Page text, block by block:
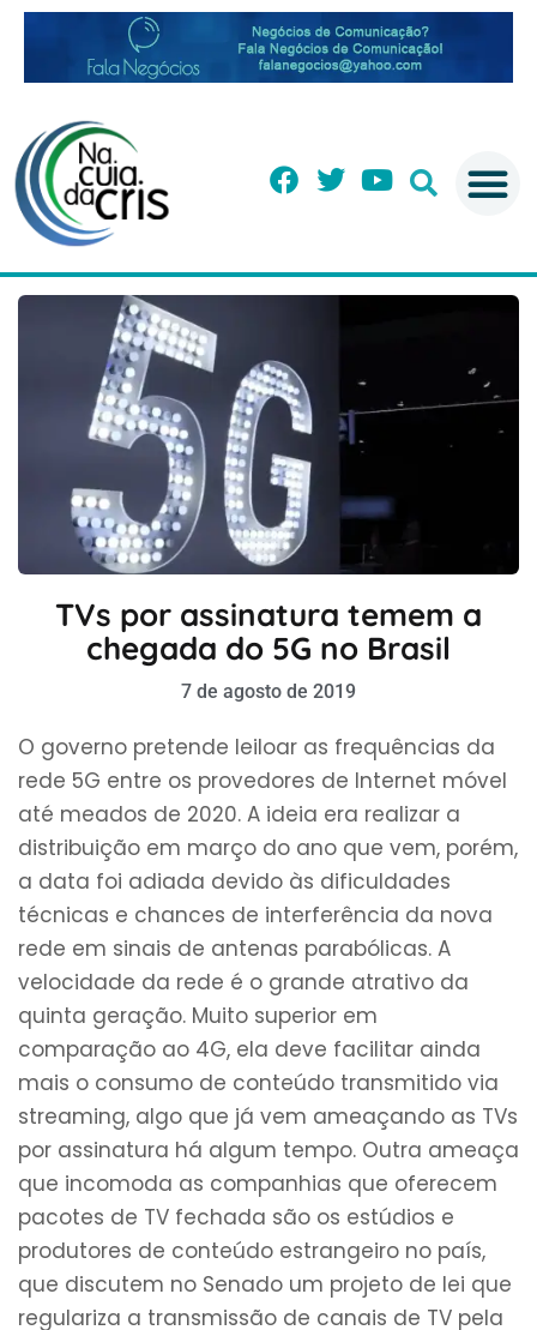
TVs por assinatura temem a
chegada do 5G no Brasil
7 de agosto de 2019
O governo pretende leiloar as frequências da
rede 5G entre os provedores de Internet móvel
até meados de 2020. A ideia era realizar a
distribuição em março do ano que vem, porém,
a data foi adiada devido às dificuldades
técnicas e chances de interferência da nova
rede em sinais de antenas parabólicas. A
velocidade da rede é o grande atrativo da
quinta geração. Muito superior em
comparação ao 4G, ela deve facilitar ainda
mais o consumo de conteúdo transmitido via
streaming, algo que já vem ameaçando as TVs
por assinatura há algum tempo. Outra ameaça
que incomoda as companhias que oferecem
pacotes de TV fechada são os estúdios e
produtores de conteúdo estrangeiro no país,
que discutem no Senado um projeto de lei que
regulariza a transmissão de canais de TV pela